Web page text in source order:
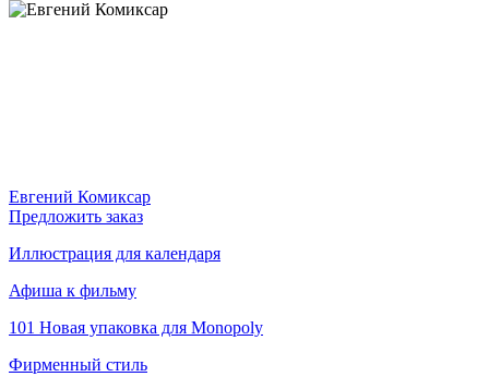
Евгений Комиксар
Предложить заказ
Иллюстрация для календаря
Афиша к фильму
101 Новая упаковка для Monopoly
Фирменный стиль